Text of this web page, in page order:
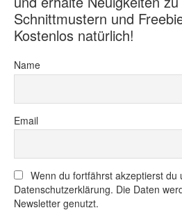
Schnittmustern und
Kostenlos natürlich!
Name
Email
Wenn du fortfährst akzeptierst du
Datenschutzerklärung. Die Daten
Newsletter genutzt.